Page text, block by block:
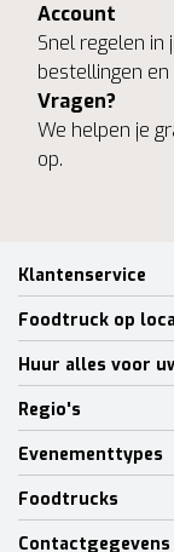
Account
Snel regelen in
bestellingen
Vragen?
We helpen je
op.
Klantenservice
Foodtruck op
Huur alles voor
Regio's
Evenementtypes
Foodtrucks
Contactgegevens